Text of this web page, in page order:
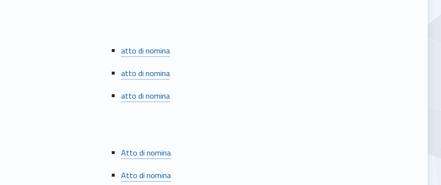
atto di nomina
atto di nomina
atto di nomina
Atto di nomina
Atto di nomina